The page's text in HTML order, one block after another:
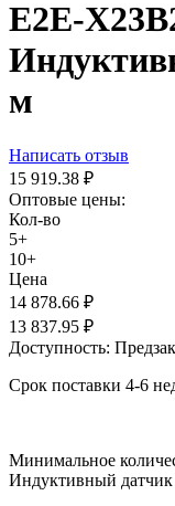
E2E-
м
Написать отзыв
15 919.38 ₽
Оптовые цены:
Кол-во
5+
10+
Цена
14 878.66 ₽
13 837.95 ₽
Доступность:
Срок поставки 4-6
Минимальное
Индуктивный